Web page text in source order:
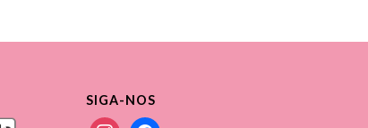
SIGA-NOS